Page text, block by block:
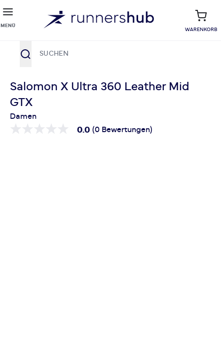
MENÜ
WARENKORB
Salomon X Ultra 360 Leather Mid
GTX
Damen
0.0 (0 Bewertungen)